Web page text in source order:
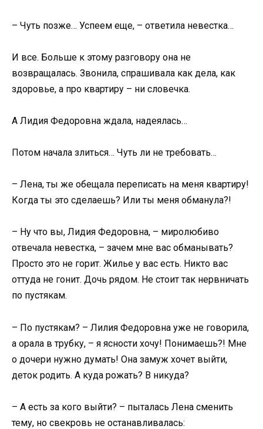
– Чуть позже… Успеем еще, – ответила невестка…
И все. Больше к этому разговору она не
возвращалась. Звонила, спрашивала как дела, как
здоровье, а про квартиру – ни словечка.
А Лидия Федоровна ждала, надеялась…
Потом начала злиться… Чуть ли не требовать…
– Лена, ты же обещала переписать на меня квартиру!
Когда ты это сделаешь? Или ты меня обманула?!
– Ну что вы, Лидия Федоровна, – миролюбиво
отвечала невестка, – зачем мне вас обманывать?
Просто это не горит. Жилье у вас есть. Никто вас
оттуда не гонит. Дочь рядом. Не стоит так нервничать
по пустякам.
– По пустякам? – Лилия Федоровна уже не говорила,
а орала в трубку, – я ясности хочу! Понимаешь?! Мне
о дочери нужно думать! Она замуж хочет выйти,
деток родить. А куда рожать? В никуда?
– А есть за кого выйти? – пыталась Лена сменить
тему, но свекровь не останавливалась: